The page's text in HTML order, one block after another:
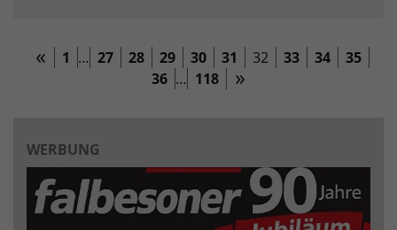
1 … 27 28 29 30 31 32 33 34
35
36 … 118
WERBUNG